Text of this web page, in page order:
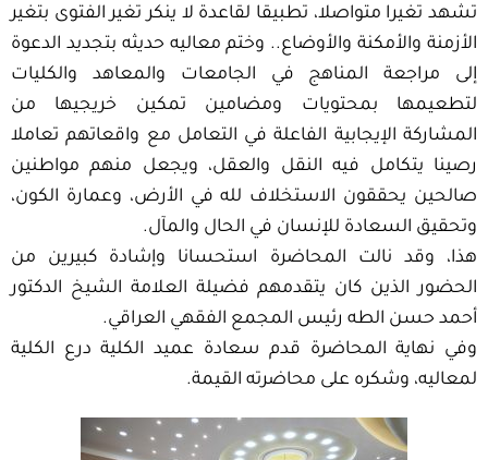
تشهد تغيرا متواصلا، تطبيقا لقاعدة لا ينكر تغير الفتوى بتغير
الأزمنة والأمكنة والأوضاع.. وختم معاليه حديثه بتجديد الدعوة
إلى مراجعة المناهج في الجامعات والمعاهد والكليات
لتطعيمها بمحتويات ومضامين تمكين خريجيها من
المشاركة الإيجابية الفاعلة في التعامل مع واقعاتهم تعاملا
رصينا يتكامل فيه النقل والعقل، ويجعل منهم مواطنين
صالحين يحققون الاستخلاف لله في الأرض، وعمارة الكون،
وتحقيق السعادة للإنسان في الحال والمآل.
هذا، وقد نالت المحاضرة استحسانا وإشادة كبيرين من
الحضور الذين كان يتقدمهم فضيلة العلامة الشيخ الدكتور
أحمد حسن الطه رئيس المجمع الفقهي العراقي.
وفي نهاية المحاضرة قدم سعادة عميد الكلية درع الكلية
لمعاليه، وشكره على محاضرته القيمة.